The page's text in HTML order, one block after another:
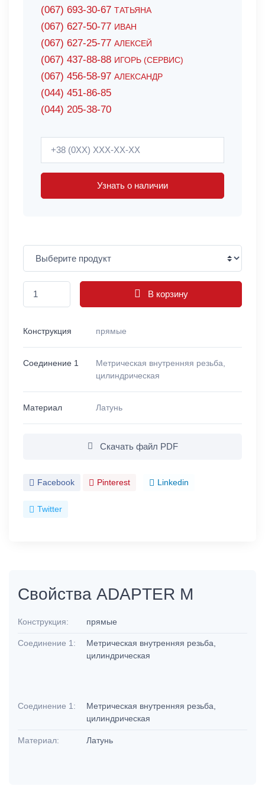
(067) 693-30-67 ТАТЬЯНА
(067) 627-50-77 ИВАН
(067) 627-25-77 АЛЕКСЕЙ
(067) 437-88-88 ИГОРЬ (СЕРВИС)
(067) 456-58-97 АЛЕКСАНДР
(044) 451-86-85
(044) 205-38-70
Узнать о наличии
В корзину
Конструкция прямые
Соединение 1
Метрическая внутренняя резьба,
цилиндрическая
Материал Латунь
Скачать файл PDF
Facebook Pinterest Linkedin
Twitter
Свойства ADAPTER M
Конструкция: прямые
Соединение 1:
Метрическая внутренняя резьба,
цилиндрическая
Соединение 1:
Метрическая внутренняя резьба,
цилиндрическая
Материал: Латунь